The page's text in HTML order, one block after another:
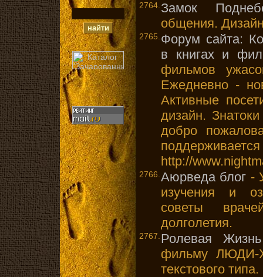
2764. Замок
общения.
2765. Форум сайта:
в книгах и
фильмов
Ежедневно -
Активные
дизайн.
добро
http://
2766. Аюрведа блог -
изучения и
советы
долголетия.
2767. Ролевая
фильму ЛЮДИ-
текстового типа.